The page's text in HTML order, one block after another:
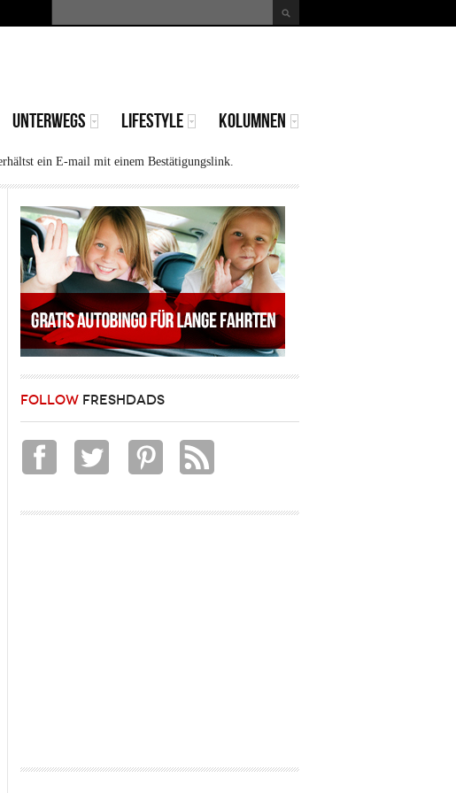
Suchformular
UNTERWEGS LIFESTYLE KOLUMNEN
ein E-mail mit einem Bestätigungslink.
FOLLOW FRESHDADS